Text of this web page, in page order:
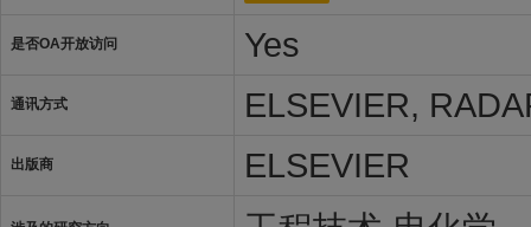
是否OA开放访问 Yes
通讯方式 ELSEVIER,
出版商 ELSEVIER